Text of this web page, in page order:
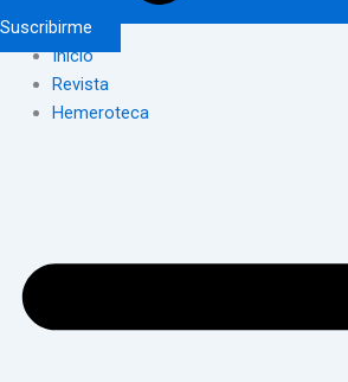
Suscribirme
Inicio
Revista
Hemeroteca